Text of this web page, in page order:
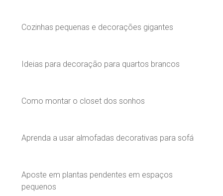
Cozinhas pequenas e decorações gigantes
Ideias para decoração para quartos brancos
Como montar o closet dos sonhos
Aprenda a usar almofadas decorativas para sofá
Aposte em plantas pendentes em espaços
pequenos